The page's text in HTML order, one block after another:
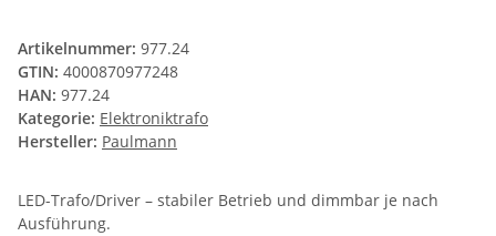
Artikelnummer: 977.24
GTIN: 4000870977248
HAN: 977.24
Kategorie: Elektroniktrafo
Hersteller: Paulmann
LED-Trafo/Driver – stabiler Betrieb und dimmbar je nach
Ausführung.